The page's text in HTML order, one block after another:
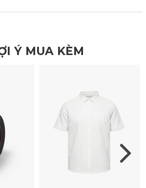
Ý MUA KÈM